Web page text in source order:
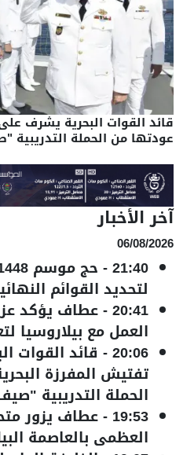
قائد القوات البحرية يشرف
عودتها من الحملة التدريبية
آخر الأخبار
06/08/2026
21:40
-
لتحديد القوائم النهائية
20:41
-عطاف يؤكد
العمل مع بيلاروسيا
20:06
- قائد القوات
تفتيش المفرزة
الحملة التدريبية "صيف-
19:53
-عطاف يزور
العظمى بالعاصمة